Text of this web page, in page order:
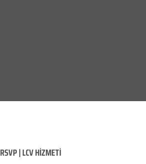
RSVP | LCV HİZMETİ